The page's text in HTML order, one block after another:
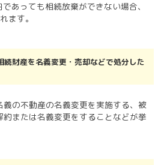
あっても相続放棄ができない場合、
ます。
続財産を名義変更・売却などで処分した
の不動産の名義変更を実施する、被
または名義変更をすることなどが挙